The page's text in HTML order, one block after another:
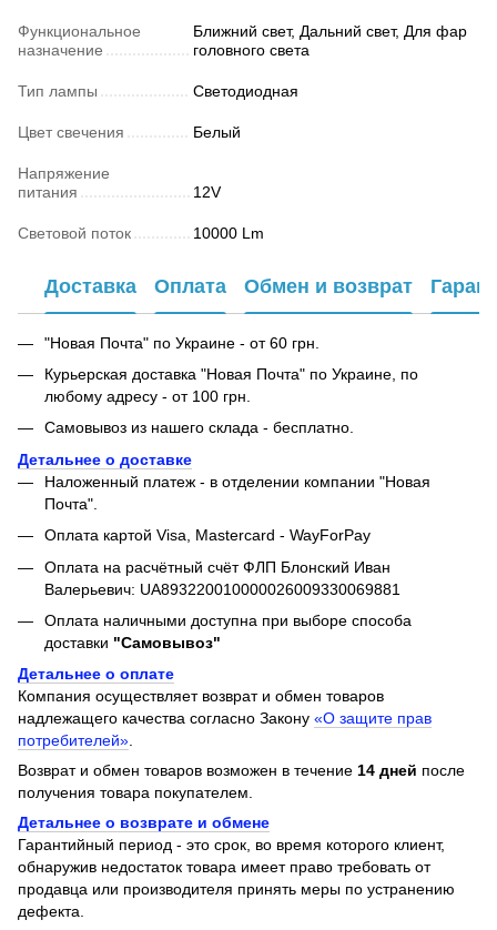
Функциональное
назначение
Ближний свет, Дальний свет, Для фар
головного света
Тип лампы Светодиодная
Цвет свечения Белый
Напряжение
питания
12V
Световой поток 10000 Lm
Доставка Оплата Обмен и возврат
"Новая Почта" по Украине - от 60 грн.
Курьерская доставка "Новая Почта" по Украине, по
любому адресу - от 100 грн.
Самовывоз из нашего склада - бесплатно.
Детальнее о доставке
Наложенный платеж - в отделении компании "Новая
Почта".
Оплата картой Visa, Mastercard - WayForPay
Оплата на расчётный счёт ФЛП Блонский Иван
Валерьевич: UA893220010000026009330069881
Оплата наличными доступна при выборе способа
доставки "Самовывоз"
Детальнее о оплате
Компания осуществляет возврат и обмен товаров
надлежащего качества согласно Закону «О защите прав
потребителей».
Возврат и обмен товаров возможен в течение 14 дней после
получения товара покупателем.
Детальнее о возврате и обмене
Гарантийный период - это срок, во время которого клиент,
обнаружив недостаток товара имеет право требовать от
продавца или производителя принять меры по устранению
дефекта.